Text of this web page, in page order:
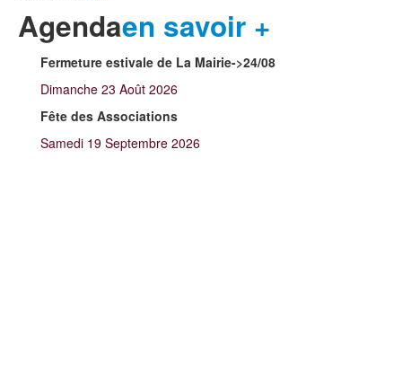
Agendaen savoir +
Fermeture estivale de La Mairie->24/08
Dimanche 23 Août 2026
Fête des Associations
Samedi 19 Septembre 2026